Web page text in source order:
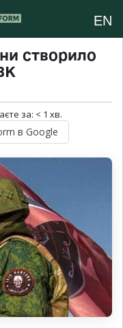
EN
створило
за: < 1 хв.
в Google